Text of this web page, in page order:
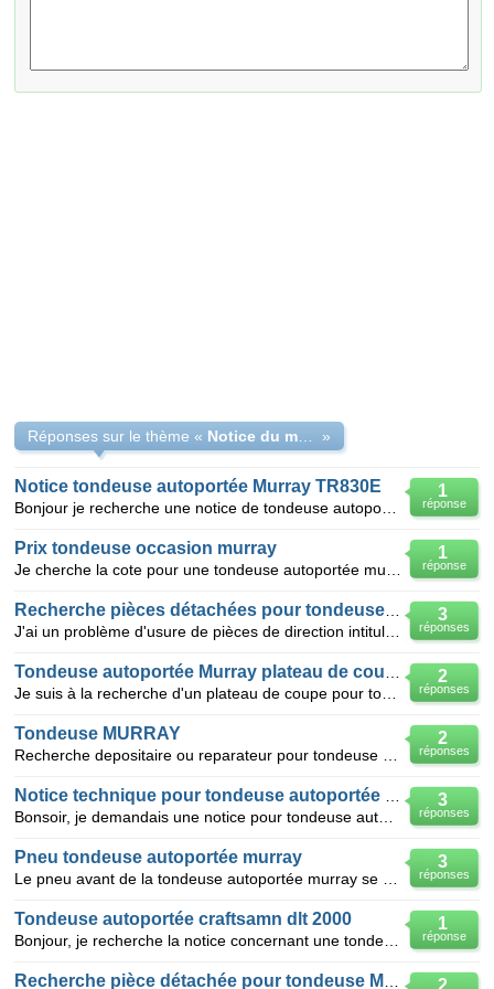
Réponses sur le thème « »
1
réponse
Notice tondeuse autoportée Murray TR830E
1
réponse
Prix tondeuse occasion murray
3
réponses
2
réponses
2
réponses
Tondeuse MURRAY
3
réponses
3
réponses
Pneu tondeuse autoportée murray
1
réponse
Tondeuse autoportée craftsamn dlt 2000
2